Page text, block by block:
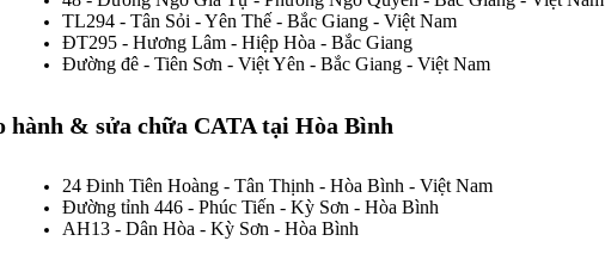
TL294 - Tân Sỏi - Yên Thế - Bắc Giang - Việt Nam
ĐT295 - Hương Lâm - Hiệp Hòa - Bắc Giang
Đường đê - Tiên Sơn - Việt Yên - Bắc Giang - Việt Nam
hành & sửa chữa CATA tại Hòa Bình
24 Đinh Tiên Hoàng - Tân Thịnh - Hòa Bình - Việt Nam
Đường tỉnh 446 - Phúc Tiến - Kỳ Sơn - Hòa Bình
AH13 - Dân Hòa - Kỳ Sơn - Hòa Bình